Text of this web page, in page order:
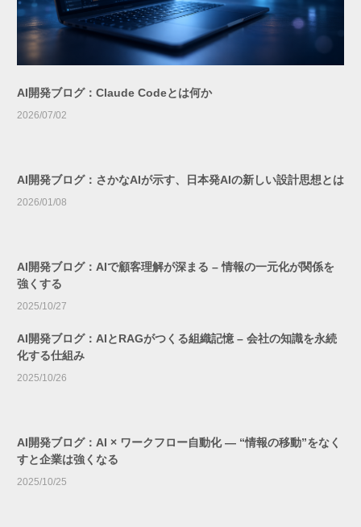
AI開発ブログ：Claude Codeとは何か
2026/07/02
AI開発ブログ：さかなAIが示す、日本発AIの新しい設計思想とは
2026/01/08
AI開発ブログ：AIで顧客理解が深まる – 情報の一元化が関係を
強くする
2025/10/27
AI開発ブログ：AIとRAGがつくる組織記憶 – 会社の知識を永続
化する仕組み
2025/10/26
AI開発ブログ：AI × ワークフロー自動化 ― “情報の移動”をなく
すと企業は強くなる
2025/10/25